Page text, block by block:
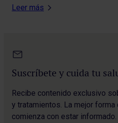
Leer más
Suscríbete y cuida tu
Recibe contenido exclusivo
y tratamientos. La mejor
comienza con estar informado.